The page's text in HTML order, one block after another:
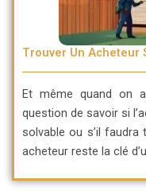
Trouver Un Acheteur
Et même quand on
question de savoir si
solvable ou s’il
acheteur reste la clé